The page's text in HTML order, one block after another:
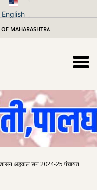
English
MAHARASHTRA
अहवाल सन 2024-25 पंचायत